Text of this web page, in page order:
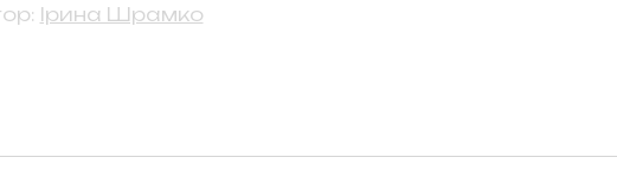
Ірина Шрамко